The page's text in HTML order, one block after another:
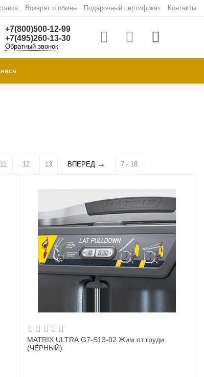
Возврат и обмен Подарочный сертификат Контакты
+7(800)500-12-99
+7(495)260-13-30
Обратный звонок
11 12 13 ВПЕРЕД 7 - 18
MATRIX ULTRA G7-S13-02 Жим от груди
(ЧЁРНЫЙ)